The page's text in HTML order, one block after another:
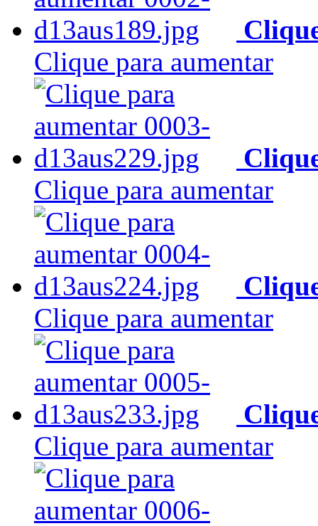
Clique para aumentar
Clique para aumentar
Clique para aumentar
Clique para aumentar